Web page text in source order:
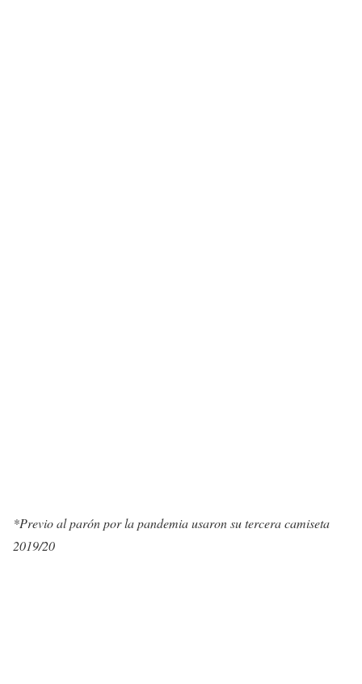
*Previo al parón por la pandemia usaron su tercera camiseta
2019/20